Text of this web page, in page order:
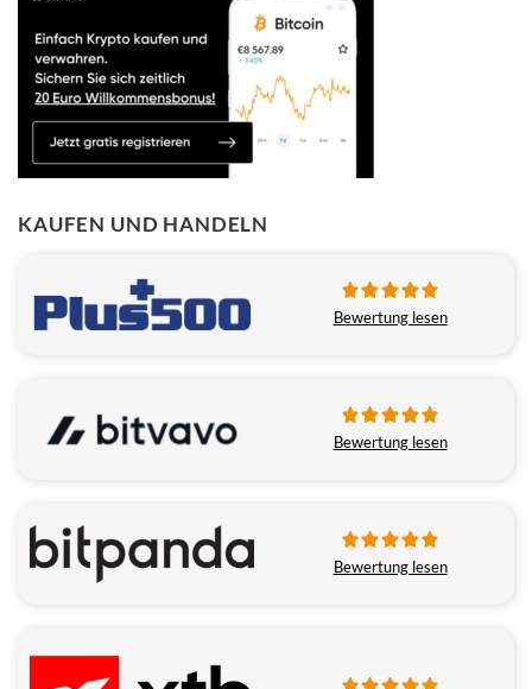
KAUFEN UND HANDELN
Bewertung lesen
Bewertung lesen
Bewertung lesen